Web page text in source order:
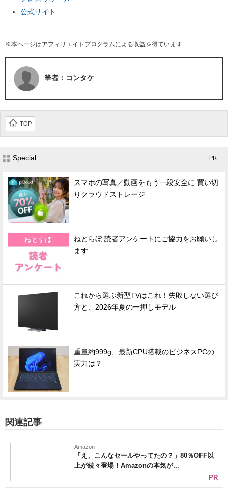
公式サイト
※本ページはアフィリエイトプログラムによる収益を得ています
筆者：コンタケ
TOP
Special - PR -
スマホの写真／動画をもう一段安全に 買い切
りクラウドストレージ
ねとらぼ 読者アンケートにご協力をお願いし
ます
これから選ぶ新型TVはこれ！失敗しない選び
方と、2026年夏の一押しモデル
重量約999g、最新CPU搭載のビジネスPCの
実力は？
関連記事
Amazon
「え、こんなセールやってたの？」80％OFF以
上が続々登場！Amazonの本気が...
PR